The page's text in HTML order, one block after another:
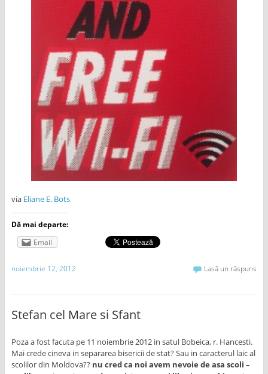
via Eliane E. Bots
Dă mai departe:
Email
noiembrie 12, 2012 Lasă un răspuns
Stefan cel Mare si Sfant
Poza a fost facuta pe 11 noiembrie 2012 in satul Bobeica, r. Hancesti.
Mai crede cineva in separarea bisericii de stat? Sau in caracterul laic al
scolilor din Moldova?? nu cred ca noi avem nevoie de asa scoli –